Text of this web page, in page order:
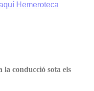
Hemeroteca
conducció sota els